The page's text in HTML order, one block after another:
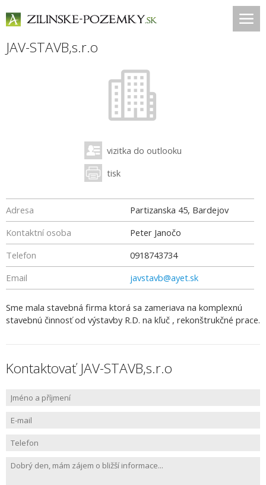
JAV-STAVB,s.r.o
vizitka do outlooku
tisk
Adresa
Partizanska 45, Bardejov
Kontaktní osoba
Peter Janočo
Telefon
0918743734
Email
javstavb@ayet.sk
Sme mala stavebná firma ktorá sa zameriava na komplexnú
stavebnú činnosť od výstavby R.D. na kľuč , rekonštrukčné prace.
Kontaktovať JAV-STAVB,s.r.o